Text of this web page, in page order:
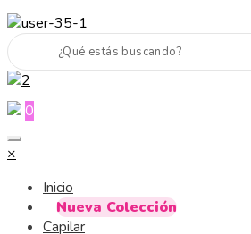
0
×
Inicio
Nueva Colección
Capilar